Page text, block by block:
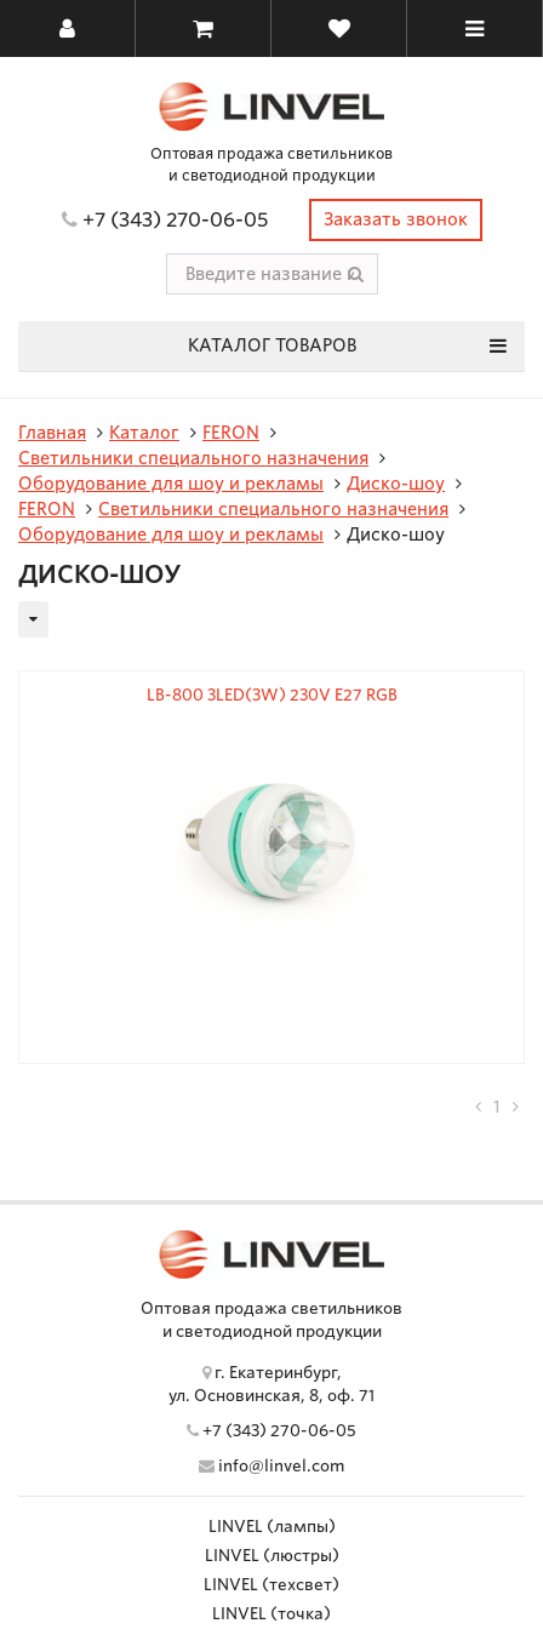
Оптовая продажа светильников
и светодиодной продукции
+7 (343) 270-06-05 Заказать звонок
КАТАЛОГ ТОВАРОВ
Главная Каталог
FERON
Светильники специального назначения
Оборудование для шоу и рекламы
Диско-шоу
FERON
Светильники специального назначения
Оборудование для шоу и рекламы
Диско-шоу
ДИСКО-ШОУ
LB-800 3LED(3W) 230V E27 RGB
1
Оптовая продажа светильников
и светодиодной продукции
г. Екатеринбург,
ул. Основинская, 8, оф. 71
+7 (343) 270-06-05
info@linvel.com
LINVEL (лампы)
LINVEL (люстры)
LINVEL (техсвет)
LINVEL (точка)